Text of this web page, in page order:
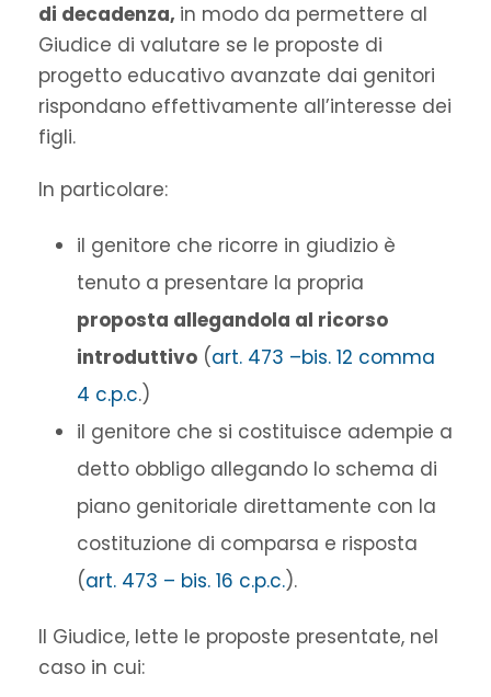
di decadenza, in modo da permettere al
Giudice di valutare se le proposte di
progetto educativo avanzate dai genitori
rispondano effettivamente all’interesse dei
figli.
In particolare:
il genitore che ricorre in giudizio è
tenuto a presentare la propria
proposta allegandola al ricorso
introduttivo (art. 473 –bis. 12 comma
4 c.p.c.)
il genitore che si costituisce adempie a
detto obbligo allegando lo schema di
piano genitoriale direttamente con la
costituzione di comparsa e risposta
(art. 473 – bis. 16 c.p.c.).
Il Giudice, lette le proposte presentate, nel
caso in cui: